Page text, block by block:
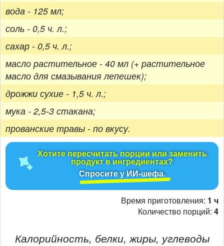
вода - 125 мл;
соль - 0,5 ч. л.;
сахар - 0,5 ч. л.;
масло растительное - 40 мл (+ растительное
масло для смазывания лепешек);
дрожжи сухие - 1,5 ч. л.;
мука - 2,5-3 стакана;
прованские травы - по вкусу.
Хотите пересчитать порции или заменить
продукт в ингредиентах?
Спросите у ИИ-шефа.
Время приготовления: 1 ч
Количество порций: 4
Калорийность, белки, жиры, углеводы